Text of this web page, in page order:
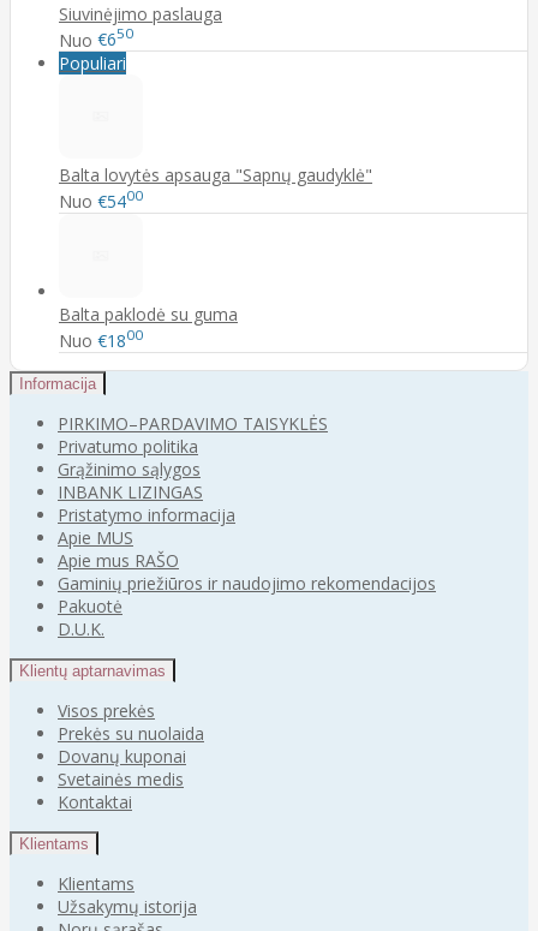
Siuvinėjimo paslauga
Nuo €650
Populiari
Balta lovytės apsauga "Sapnų gaudyklė"
Nuo €5400
Balta paklodė su guma
Nuo €1800
Informacija
PIRKIMO–PARDAVIMO TAISYKLĖS
Privatumo politika
Grąžinimo sąlygos
INBANK LIZINGAS
Pristatymo informacija
Apie MUS
Apie mus RAŠO
Gaminių priežiūros ir naudojimo rekomendacijos
Pakuotė
D.U.K.
Klientų aptarnavimas
Visos prekės
Prekės su nuolaida
Dovanų kuponai
Svetainės medis
Kontaktai
Klientams
Klientams
Užsakymų istorija